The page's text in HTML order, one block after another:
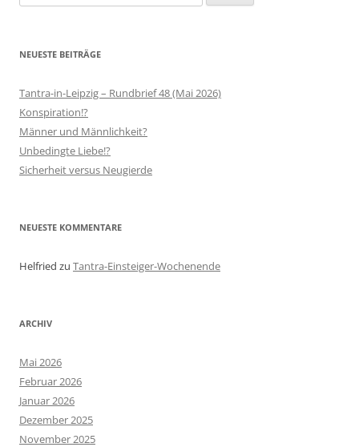
nach:
NEUESTE BEITRÄGE
Tantra-in-Leipzig – Rundbrief 48 (Mai 2026)
Konspiration!?
Männer und Männlichkeit?
Unbedingte Liebe!?
Sicherheit versus Neugierde
NEUESTE KOMMENTARE
Helfried zu Tantra-Einsteiger-Wochenende
ARCHIV
Mai 2026
Februar 2026
Januar 2026
Dezember 2025
November 2025